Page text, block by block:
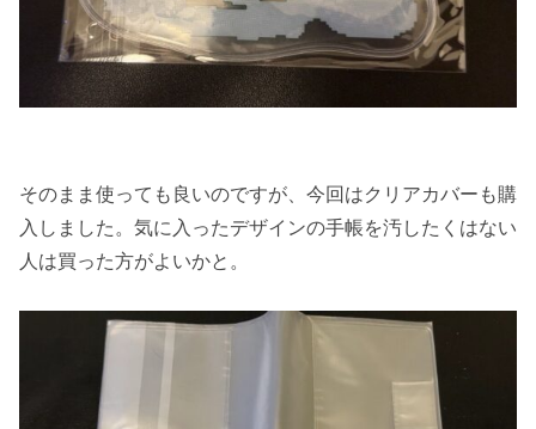
そのまま使っても良いのですが、今回はクリアカバーも購
入しました。気に入ったデザインの手帳を汚したくはない
人は買った方がよいかと。